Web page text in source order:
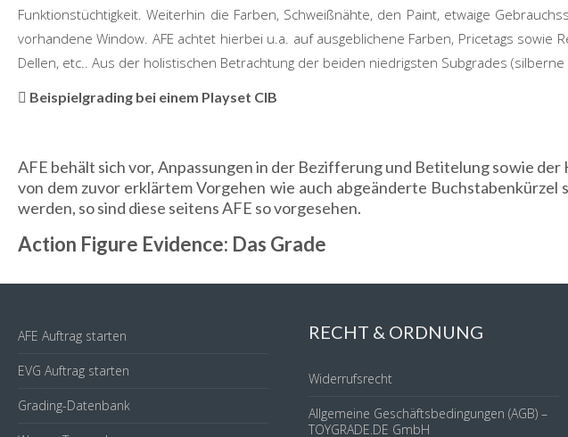
Funktionstüchtigkeit. Weiterhin die Farben, Schweißnähte, den Paint, etwaige
vorhandene Window. AFE achtet hierbei u.a. auf ausgeblichene Farben, Pricetags sowie
Dellen, etc.. Aus der holistischen Betrachtung der beiden niedrigsten Subgrades
Beispielgrading bei einem Playset CIB
AFE behält sich vor, Anpassungen in der Bezifferung und Betitelung sowie
von dem zuvor erklärtem Vorgehen wie auch abgeänderte
werden, so sind diese seitensAFE so vorgesehen.
Action Figure Evidence: Das Grade
AFE Auftrag starten
EVG Auftrag starten
Grading-Datenbank
RECHT & ORDNUNG
Widerrufsrecht
Allgemeine Geschäftsbedingungen (AGB) –
TOYGRADE.DE GmbH